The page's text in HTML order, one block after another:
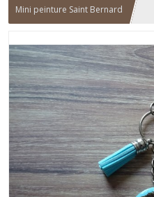
Mini peinture Saint Bernard